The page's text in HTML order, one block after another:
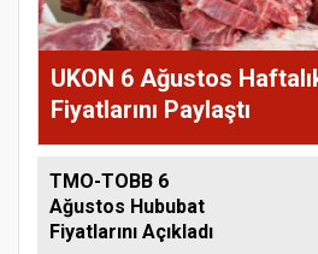
UKON 6 Ağustos
Fiyatlarını Paylaştı
TMO-TOBB 6
Ağustos Hububat
Fiyatlarını Açıkladı